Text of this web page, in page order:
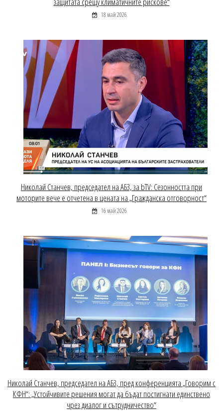
18 май 2026
Николай Станчев, председател на АБЗ, за bTV: Сезонността при
моторите вече е отчетена в цената на „Гражданска отговорност“
16 май 2026
Николай Станчев, председател на АБЗ, пред конференцията „Говорим с
КФН“: „Устойчивите решения могат да бъдат постигнати единствено
чрез диалог и сътрудничество“